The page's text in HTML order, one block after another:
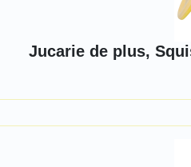
Jucarie de plus,